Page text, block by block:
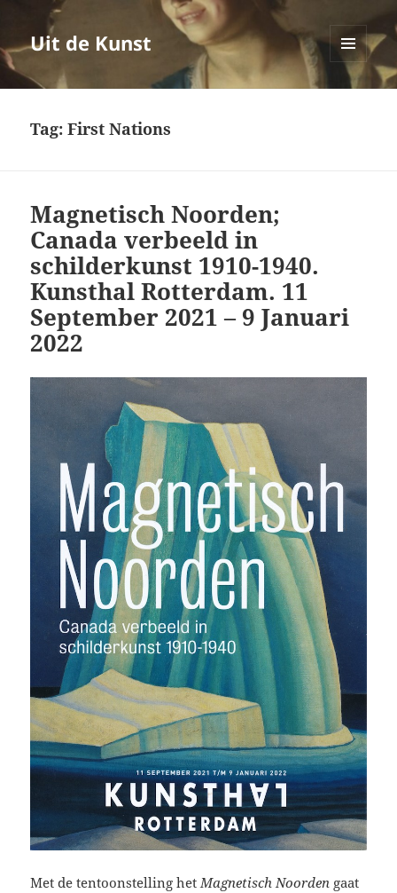
Uit de Kunst
MENU
EN
Tag:First Nations
Magnetisch Noorden;
Canada verbeeld in
schilderkunst 1910-1940.
Kunsthal Rotterdam. 11
September 2021 – 9 Januari
2022
Met de tentoonstelling het Magnetisch Noorden gaat